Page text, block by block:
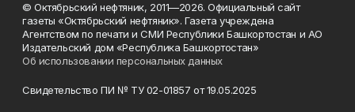
© Октябрьский нефтяник, 2011—2026. Официальный сайт
газеты «Октябрьский нефтяник». Газета учреждена
Агентством по печати и СМИ Республики Башкортостан и АО
Издательский дом «Республика Башкортостан»
Об использовании персональных данных
Свидетельство ПИ № ТУ 02-01857 от 19.05.2025